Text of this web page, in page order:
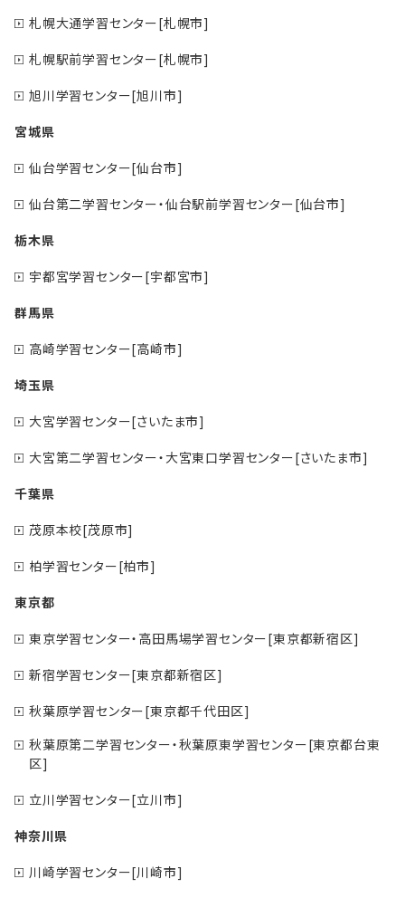
札幌大通学習センター[札幌市]
札幌駅前学習センター[札幌市]
旭川学習センター[旭川市]
宮城県
仙台学習センター[仙台市]
仙台第二学習センター・仙台駅前学習センター[仙台市]
栃木県
宇都宮学習センター[宇都宮市]
群馬県
高崎学習センター[高崎市]
埼玉県
大宮学習センター[さいたま市]
大宮第二学習センター・大宮東口学習センター[さいたま市]
千葉県
茂原本校[茂原市]
柏学習センター[柏市]
東京都
東京学習センター・高田馬場学習センター[東京都新宿区]
新宿学習センター[東京都新宿区]
秋葉原学習センター[東京都千代田区]
秋葉原第二学習センター・秋葉原東学習センター[東京都台東
区]
立川学習センター[立川市]
神奈川県
川崎学習センター[川崎市]